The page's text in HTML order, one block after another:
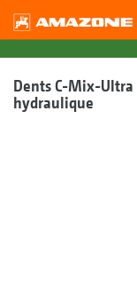
Dents C-Mix-Ultra
hydraulique